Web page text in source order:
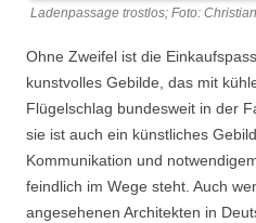
Ladenpassage trostlos; Foto:
Ohne Zweifel ist die
kunstvolles Gebilde, das mit
Flügelschlag bundesweit in der
sie ist auch ein künstliches
Kommunikation und
feindlich im Wege steht. Auch
angesehenen Architekten in